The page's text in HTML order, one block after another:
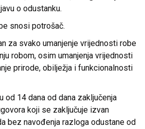
o odustanku.
snosi potrošač.
za svako umanjenje vrijednosti robe
robom, osim umanjenja vrijednosti
prirode, obilježja i funkcionalnosti
od 14 dana od dana zaključenja
koji se zaključuje izvan
bez navođenja razloga odustane od